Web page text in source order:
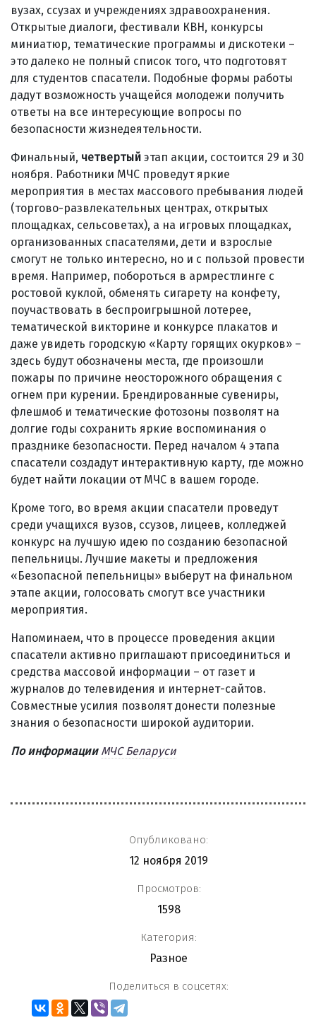
вузах, ссузах и учреждениях здравоохранения.
Открытые диалоги, фестивали КВН, конкурсы
миниатюр, тематические программы и дискотеки –
это далеко не полный список того, что подготовят
для студентов спасатели. Подобные формы работы
дадут возможность учащейся молодежи получить
ответы на все интересующие вопросы по
безопасности жизнедеятельности.
Финальный, четвертый этап акции, состоится 29 и 30
ноября. Работники МЧС проведут яркие
мероприятия в местах массового пребывания людей
(торгово-развлекательных центрах, открытых
площадках, сельсоветах), а на игровых площадках,
организованных спасателями, дети и взрослые
смогут не только интересно, но и с пользой провести
время. Например, побороться в армрестлинге с
ростовой куклой, обменять сигарету на конфету,
поучаствовать в беспроигрышной лотерее,
тематической викторине и конкурсе плакатов и
даже увидеть городскую «Карту горящих окурков» –
здесь будут обозначены места, где произошли
пожары по причине неосторожного обращения с
огнем при курении. Брендированные сувениры,
флешмоб и тематические фотозоны позволят на
долгие годы сохранить яркие воспоминания о
празднике безопасности. Перед началом 4 этапа
спасатели создадут интерактивную карту, где можно
будет найти локации от МЧС в вашем городе.
Кроме того, во время акции спасатели проведут
среди учащихся вузов, ссузов, лицеев, колледжей
конкурс на лучшую идею по созданию безопасной
пепельницы. Лучшие макеты и предложения
«Безопасной пепельницы» выберут на финальном
этапе акции, голосовать смогут все участники
мероприятия.
Напоминаем, что в процессе проведения акции
спасатели активно приглашают присоединиться и
средства массовой информации – от газет и
журналов до телевидения и интернет-сайтов.
Совместные усилия позволят донести полезные
знания о безопасности широкой аудитории.
По информации МЧС Беларуси
Опубликовано:
12 ноября 2019
Просмотров:
1598
Категория:
Разное
Поделиться в соцсетях: